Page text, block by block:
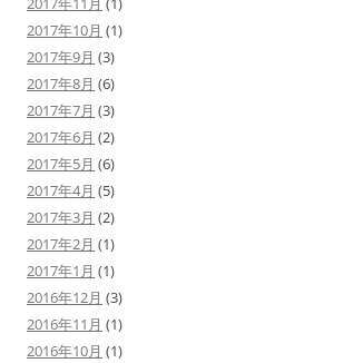
2017年10月 (1)
2017年9月 (3)
2017年8月 (6)
2017年7月 (3)
2017年6月 (2)
2017年5月 (6)
2017年4月 (5)
2017年3月 (2)
2017年2月 (1)
2017年1月 (1)
2016年12月 (3)
2016年11月 (1)
2016年10月 (1)